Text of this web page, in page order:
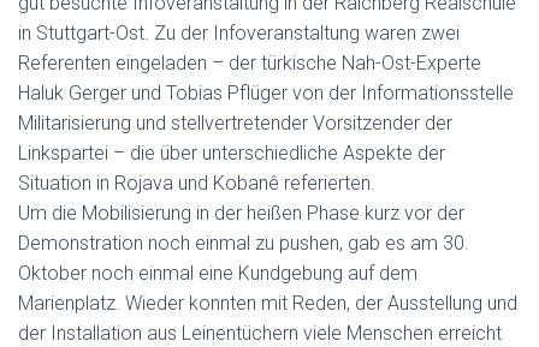
in Stuttgart-Ost. Zu der Infoveranstaltung waren zwei
Referenten eingeladen – der türkische Nah-Ost-Experte
Haluk Gerger und Tobias Pflüger von der Informationsstelle
Militarisierung und stellvertretender Vorsitzender der
Linkspartei – die über unterschiedliche Aspekte der
Situation in Rojava und Kobanê referierten.
Um die Mobilisierung in der heißen Phase kurz vor der
Demonstration noch einmal zu pushen, gab es am 30.
Oktober noch einmal eine Kundgebung auf dem
Marienplatz. Wieder konnten mit Reden, der Ausstellung und
der Installation aus Leinentüchern viele Menschen erreicht